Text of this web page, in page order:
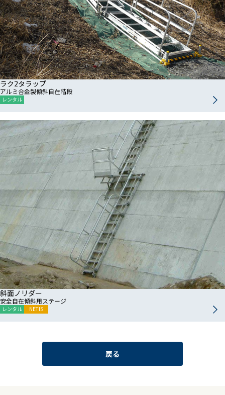
ラク2タラップ
アルミ合金製傾斜自在階段
レンタル
斜面ノリダー
安全自在傾斜用ステージ
レンタル NETIS
戻る